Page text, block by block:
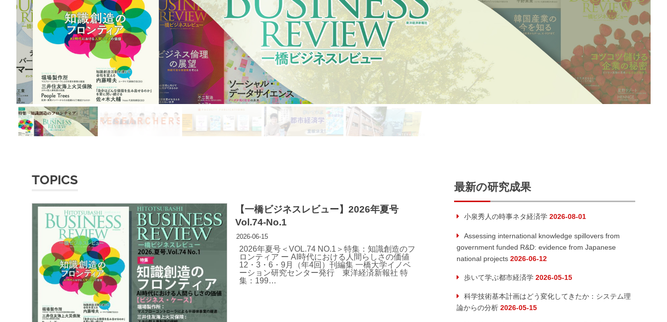
研
究
セ
ン
タ
ー
TOPICS
【一橋ビジネスレビュー】2026年夏号
Vol.74-No.1
2026-06-15
2026年夏号＜VOL.74 NO.1＞特集：知識創造のフ
ロンティア ー AI時代における人間らしさの価値
12・3・6・9月（年4回）刊編集 一橋大学イノベ
ーション研究センター発行 東洋経済新報社 特
集：199…
最新の研究成果
小泉秀人の時事ネタ経済学 2026-08-01
Assessing international knowledge spillovers from
government funded R&D: evidence from Japanese
national projects 2026-06-12
歩いて学ぶ都市経済学 2026-05-15
科学技術基本計画はどう変化してきたか：システム理
論からの分析 2026-05-15